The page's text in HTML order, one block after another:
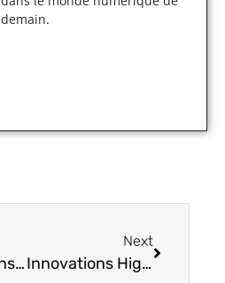
demain.
Les Innovations Portables Révolutionnant le Monde High-Tech
Next
Innovations High-Tech pour une Maison Intelligente